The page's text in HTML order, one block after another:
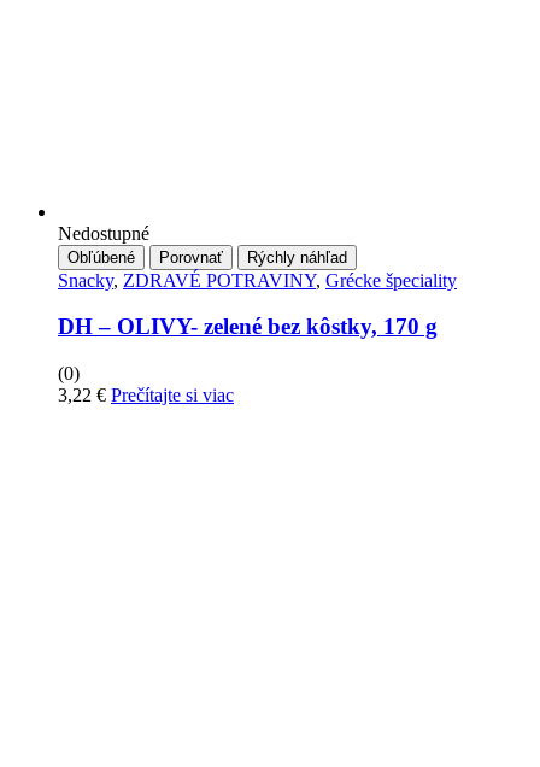
Nedostupné
Obľúbené Porovnať Rýchly náhľad
Snacky, ZDRAVÉ POTRAVINY, Grécke špeciality
DH – OLIVY- zelené bez kôstky, 170 g
(0)
3,22 € Prečítajte si viac